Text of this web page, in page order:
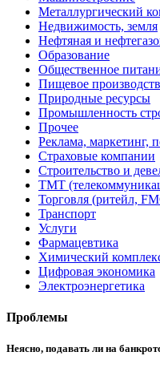
Металлургический
Недвижимость, земля
Нефтяная и
Образование
Общественное
Пищевое
Природные ресурсы
Промышленность
Прочее
Реклама, маркетинг,
Страховые компании
Строительство и
ТМТ
Торговля (ритейл,
Транспорт
Услуги
Фармацевтика
Химический
Цифровая экономика
Электроэнергетика
Проблемы
Неясно, подавать ли на